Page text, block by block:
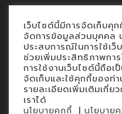
Contact
นโยบายคุกกี้
นโยบายข้อมูลส่วนบุค
เว็บไซต์นี้มีการจัดเก็บคุ
จัดการข้อมูลส่วนบุคคล
ประสบการณ์ในการใช้เ
ช่วยเพิ่มประสิทธิภาพกา
การใช้งานเว็บไซต์นี้ถือเ
จัดเก็บและใช้คุกกี้ของท่
รายละเอียดเพิ่มเติมเกี่
เราได้
นโยบายคุกกี้ | นโยบาย